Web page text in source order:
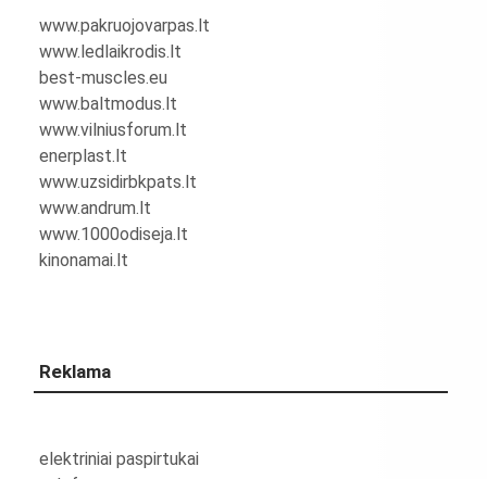
www.pakruojovarpas.lt
www.ledlaikrodis.lt
best-muscles.eu
www.baltmodus.lt
www.vilniusforum.lt
enerplast.lt
www.uzsidirbkpats.lt
www.andrum.lt
www.1000odiseja.lt
kinonamai.lt
Reklama
elektriniai paspirtukai